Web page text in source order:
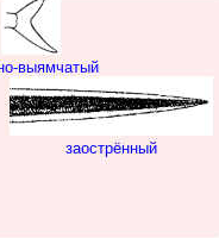
выямчатый
заострённый